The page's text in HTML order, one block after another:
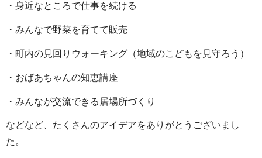
・身近なところで仕事を続ける
・みんなで野菜を育てて販売
・町内の見回りウォーキング（地域のこどもを見守ろう）
・おばあちゃんの知恵講座
・みんなが交流できる居場所づくり
などなど、たくさんのアイデアをありがとうございまし
た。